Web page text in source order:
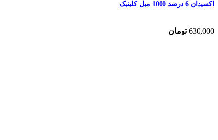
اکسیدان 6 درصد 1000 میل کلینیک
630,000 تومان